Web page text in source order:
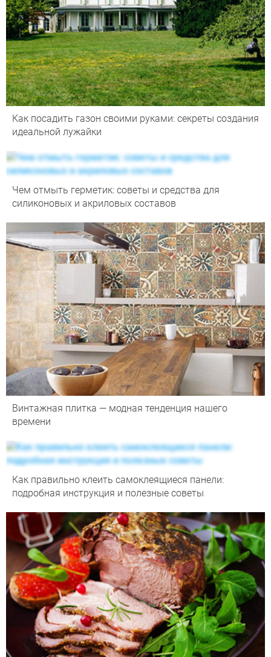
Как посадить газон своими руками: секреты создания
идеальной лужайки
Чем отмыть герметик: советы и средства для
силиконовых и акриловых составов
Винтажная плитка — модная тенденция нашего
времени
Как правильно клеить самоклеящиеся панели:
подробная инструкция и полезные советы